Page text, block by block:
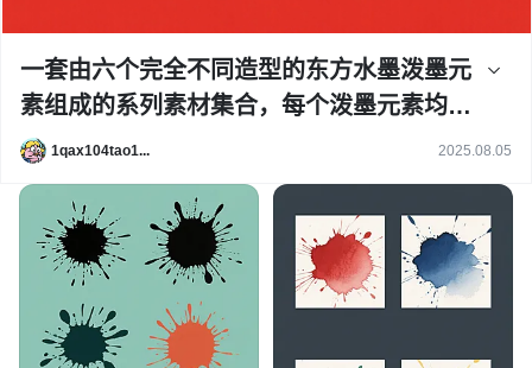
一套由六个完全不同造型的东方水墨泼墨元
素组成的系列素材集合，每个泼墨元素均保
持原始的毛笔笔触质感、边缘飞白效果和自
彩变换为深蓝、翠绿、明黄、赭石、粉紫、
橙红，所有元素以规整的两行三列网格形式
排布，画面中无任何文字、LOGO、二维码
及电话地址等信息，保持简洁纯粹的视觉呈
现。
1qax104tao1... 2025.08.05